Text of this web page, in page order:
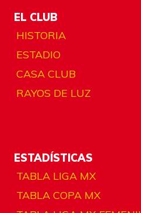
EL CLUB
HISTORIA
ESTADIO
CASA CLUB
RAYOS DE LUZ
ESTADÍSTICAS
TABLA LIGA MX
TABLA COPA MX